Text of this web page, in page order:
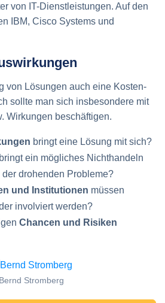
von IT-Dienstleistungen. Auf den
IBM, Cisco Systems und
von Lösungen auch eine Kosten-
sollte man sich insbesondere mit
Wirkungen beschäftigen.
bringt eine Lösung mit sich?
bringt ein mögliches Nichthandeln
drohenden Probleme?
und Institutionen müssen
involviert werden?
Chancen und Risiken
Bernd Stromberg